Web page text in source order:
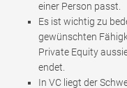
einer Person passt.
Es ist wichtig zu
gewünschten
Private Equity
endet.
In VC liegt der